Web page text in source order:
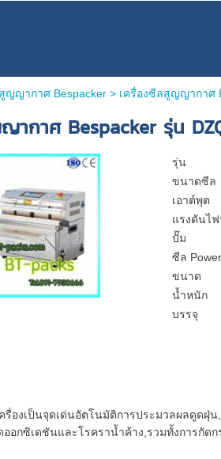
ญญากาศ Bespacker> เครื่องซีลสูญญากาศ
ากาศ Bespacker รุ่น
รุ่น
ขนาดซีล
เอาต์พุต
แรงดันไ
ปั๊ม
ซีล Power
ขนาด
น้ำหนัก
บรรจุ
องเป็นจุดเด่นอัตโนมัติการประมวลผลดูดฝุ่
อกซิเดชันและโรคราน้ำค้าง,รวมทั้งการกัด